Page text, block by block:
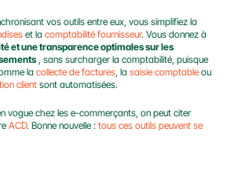
et la comptabilité fournisseur. Vous donnez à
et une transparence optimales sur les
, sans surcharger la comptabilité, puisque
la collecte de factures, la saisie comptable ou
client sont automatisées.
ACD. Bonne nouvelle : tous ces outils peuvent se